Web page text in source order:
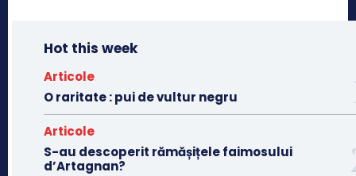
Hot this week
Articole
O raritate : pui de vultur negru
Articole
S-au descoperit rămășițele faimosului
d’Artagnan?